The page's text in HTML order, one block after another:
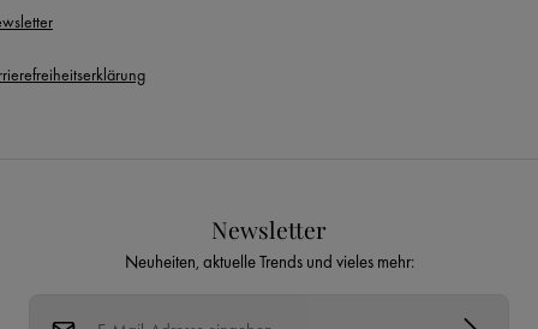
Newsletter
Neuheiten, aktuelle Trends und vieles mehr: